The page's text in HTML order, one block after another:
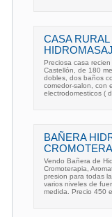
CASA
Preciosa casa
Castellón, de 180
dobles, dos baños
comedor-salon, con
electrodomesticos (
BAÑERA
Vendo Bañera de
Cromoterapia,
presion para todas
varios niveles de
medida. Precio 450